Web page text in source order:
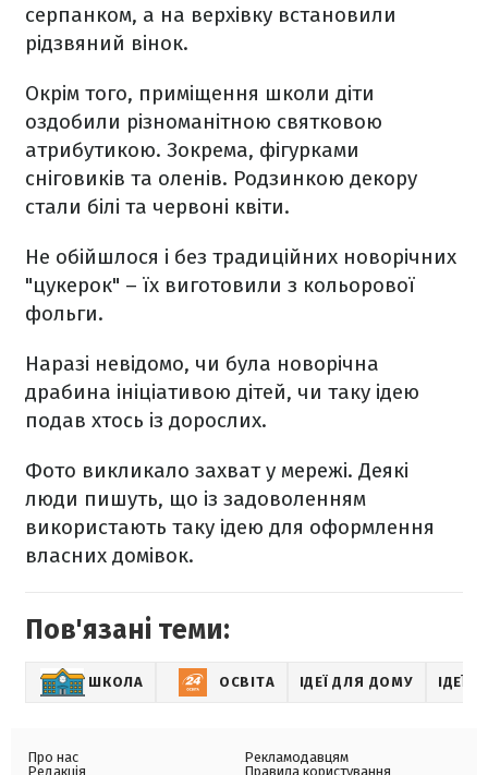
серпанком, а на верхівку встановили
рідзвяний вінок.
Окрім того, приміщення школи діти
оздобили різноманітною святковою
атрибутикою. Зокрема, фігурками
сніговиків та оленів. Родзинкою декору
стали білі та червоні квіти.
Не обійшлося і без традиційних новорічних
"цукерок" – їх виготовили з кольорової
фольги.
Наразі невідомо, чи була новорічна
драбина ініціативою дітей, чи таку ідею
подав хтось із дорослих.
Фото викликало захват у мережі. Деякі
люди пишуть, що із задоволенням
використають таку ідею для оформлення
власних домівок.
Пов'язані теми:
ШКОЛА ОСВІТА ІДЕЇ ДЛЯ ДОМУ ІДЕЇ
Про нас
Редакція
Рекламодавцям
Правила користування